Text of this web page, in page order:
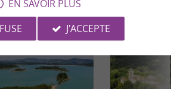
TESTÉPOUR VOUS
EN SAVOIR PLUS
J'ACCEPTE